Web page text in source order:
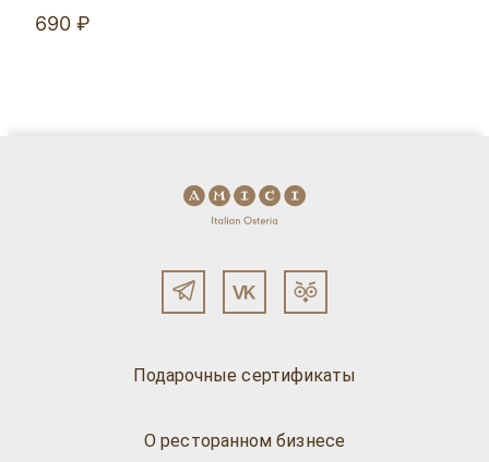
690 ₽
Подарочные сертификаты
О ресторанном бизнесе